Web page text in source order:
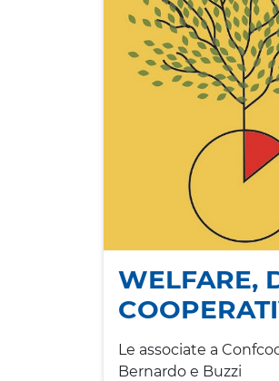
WELFARE,
Le associate a
Bernardo e Buzzi